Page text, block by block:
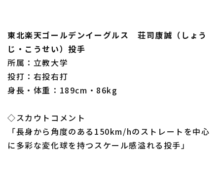
東北楽天ゴールデンイーグルス 荘司康誠（しょう
じ・こうせい）投手
所属：立教大学
投打：右投右打
身長・体重：189cm・86kg
◇スカウトコメント
「長身から角度のある150km/hのストレートを中心
に多彩な変化球を持つスケール感溢れる投手」